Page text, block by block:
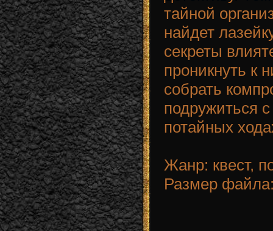
тайной
найдет
секреты
проникнуть к
собрать
подружиться
потайных
Жанр: квест,
Размер